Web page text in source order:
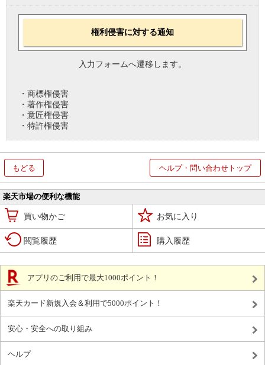
権利侵害に対する通知
入力フォームへ遷移します。
・商標権侵害
・著作権侵害
・意匠権侵害
・特許権侵害
もどる ヘルプ・問い合わせトップ
楽天市場の便利な機能
買い物かご お気に入り
閲覧履歴 購入履歴
アプリのご利用で最大1000ポイント！
楽天カード新規入会＆利用で5000ポイント！
安心・安全への取り組み
ヘルプ